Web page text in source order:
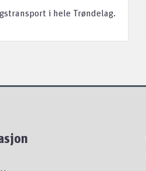
i hele Trøndelag.